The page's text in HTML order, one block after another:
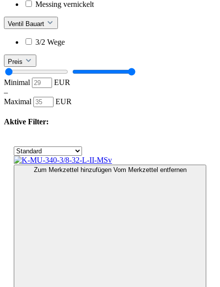
Messing vernickelt
Ventil Bauart
3/2 Wege
Preis
Minimal
EUR
–
Maximal
EUR
Aktive Filter:
Zum Merkzettel hinzufügen Vom Merkzettel entfernen